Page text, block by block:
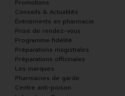
Promotions
Conseils & Actualités
Événements en pharmacie
Prise de rendez-vous
Programme fidélité
Préparations magistrales
Préparations officinales
Les marques
Pharmacies de garde
Centre anti-poison